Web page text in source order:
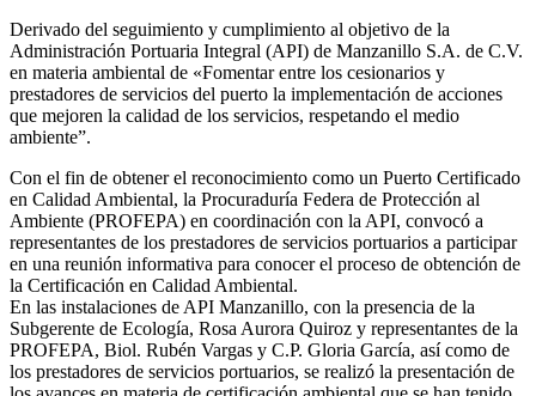
Derivado del seguimiento y cumplimiento al objetivo de la
Administración Portuaria Integral (API) de Manzanillo S.A. de C.V.
en materia ambiental de «Fomentar entre los cesionarios y
prestadores de servicios del puerto la implementación de acciones
que mejoren la calidad de los servicios, respetando el medio
ambiente”.
Con el fin de obtener el reconocimiento como un Puerto Certificado
en Calidad Ambiental, la Procuraduría Federa de Protección al
Ambiente (PROFEPA) en coordinación con la API, convocó a
representantes de los prestadores de servicios portuarios a participar
en una reunión informativa para conocer el proceso de obtención de
la Certificación en Calidad Ambiental.
En las instalaciones de API Manzanillo, con la presencia de la
Subgerente de Ecología, Rosa Aurora Quiroz y representantes de la
PROFEPA, Biol. Rubén Vargas y C.P. Gloria García, así como de
los prestadores de servicios portuarios, se realizó la presentación de